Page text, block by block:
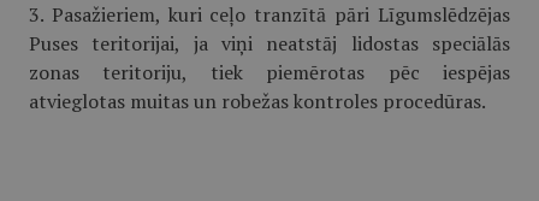
3. Pasažieriem, kuri ceļo tranzītā pāri Līgumslēdzējas
Puses teritorijai, ja viņi neatstāj lidostas speciālās
zonas teritoriju, tiek piemērotas pēc iespējas
atvieglotas muitas un robežas kontroles procedūras.